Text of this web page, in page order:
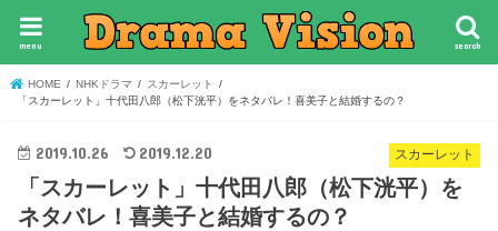
search
menu
HOME NHKドラマ
スカーレット
「スカーレット」十代田八郎（松下洸平）をネタバレ！喜美子と結婚するの？
スカーレット
2019.10.26 2019.12.20
「スカーレット」十代田八郎（松下洸平）を
ネタバレ！喜美子と結婚するの？